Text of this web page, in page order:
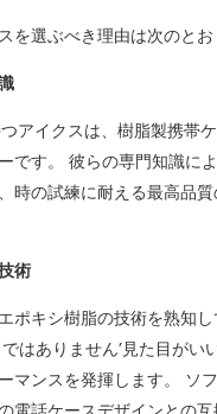
を選ぶべき理由は次のとお
アイクスは、樹脂製携帯
です。 彼らの専門知識に
時の試練に耐える最高品
術
ポキシ樹脂の技術を熟知
はありません’見た目がい
マンスを発揮します。 ソ